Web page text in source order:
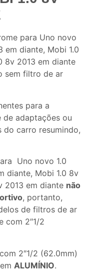
para Uno novo
em diante, Mobi 1.0
8v 2013 em diante
sem filtro de ar
para a
de adaptações ou
do carro resumindo,
Uno novo 1.0
diante, Mobi 1.0 8v
2013 em diante não
, portanto,
de filtros de ar
com 2″1/2
2″1/2 (62.0mm)
ALUMÍNIO.